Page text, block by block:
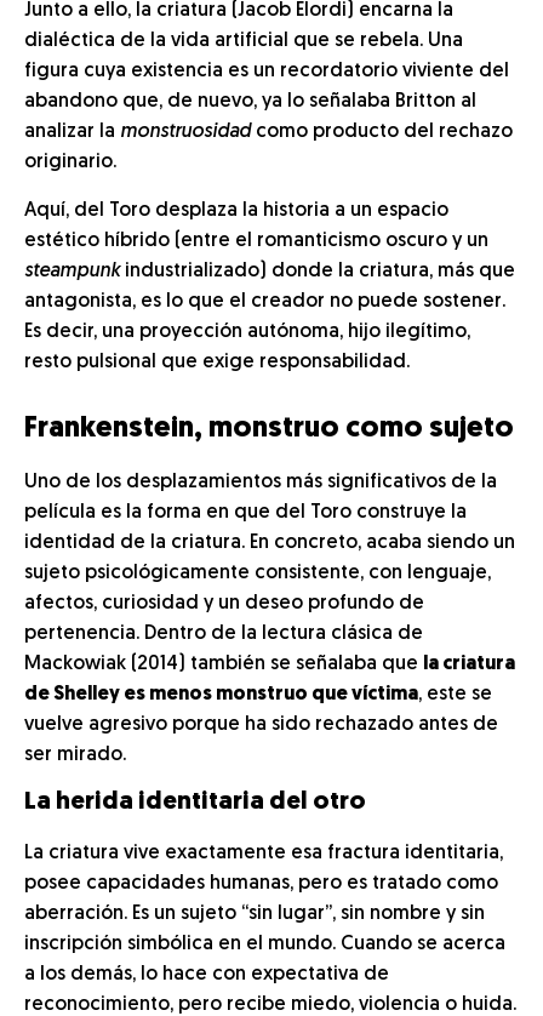
Junto a ello, la criatura (Jacob Elordi) encarna la
dialéctica de la vida artificial que se rebela. Una
figura cuya existencia es un recordatorio viviente del
abandono que, de nuevo, ya lo señalaba Britton al
analizar la monstruosidadcomo producto del rechazo
originario.
Aquí, del Toro desplaza la historia a un espacio
estético híbrido (entre el romanticismo oscuro y un
steampunkindustrializado) donde la criatura, más que
antagonista, es lo que el creador no puede sostener.
Es decir, una proyección autónoma, hijo ilegítimo,
resto pulsional que exige responsabilidad.
Frankenstein, monstruo como sujeto
Uno de los desplazamientos más significativos de la
película es la forma en que del Toro construye la
identidad de la criatura. En concreto, acaba siendo un
sujeto psicológicamente consistente, con lenguaje,
afectos, curiosidad y un deseo profundo de
pertenencia. Dentro de la lectura clásica de
Mackowiak (2014) también se señalaba que
la criatura
de Shelley es menos monstruo que víctima, este se
vuelve agresivo porque ha sido rechazado antes de
ser mirado.
La herida identitaria del otro
La criatura vive exactamente esa fractura identitaria,
posee capacidades humanas, pero es tratado como
aberración. Es un sujeto “sin lugar”, sin nombre y sin
inscripción simbólica en el mundo. Cuando se acerca
a los demás, lo hace con expectativa de
reconocimiento, pero recibe miedo, violencia o huida.